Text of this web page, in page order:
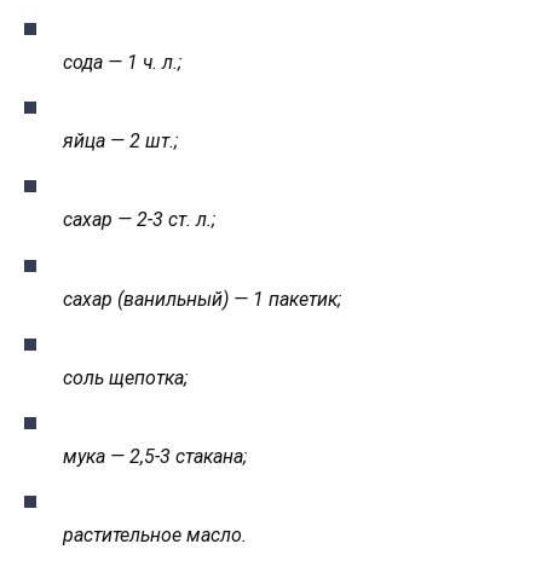
сода — 1 ч. л.;
яйца — 2 шт.;
сахар — 2-3 ст. л.;
сахар (ванильный) — 1 пакетик;
соль щепотка;
мука — 2,5-3 стакана;
растительное масло.